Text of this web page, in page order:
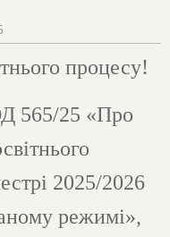
процесу!
565/25 «Про
2025/2026
режимі»,